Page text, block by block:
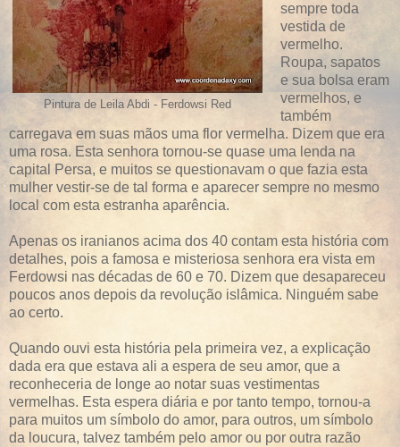
Pintura de Leila Abdi - Ferdowsi Red
sempre toda
vestida de
vermelho.
Roupa, sapatos
e sua bolsa eram
vermelhos, e
também
carregava em suas mãos uma flor vermelha. Dizem que era
uma rosa. Esta senhora tornou-se quase uma lenda na
capital Persa, e muitos se questionavam o que fazia esta
mulher vestir-se de tal forma e aparecer sempre no mesmo
local com esta estranha aparência.
Apenas os iranianos acima dos 40 contam esta história com
detalhes, pois a famosa e misteriosa senhora era vista em
Ferdowsi nas décadas de 60 e 70. Dizem que desapareceu
poucos anos depois da revolução islâmica. Ninguém sabe
ao certo.
Quando ouvi esta história pela primeira vez, a explicação
dada era que estava ali a espera de seu amor, que a
reconheceria de longe ao notar suas vestimentas
vermelhas. Esta espera diária e por tanto tempo, tornou-a
para muitos um símbolo do amor, para outros, um símbolo
da loucura, talvez também pelo amor ou por outra razão